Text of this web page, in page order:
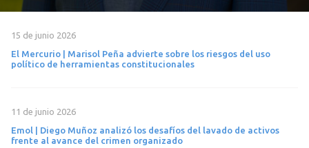
15 de junio 2026
El Mercurio | Marisol Peña advierte sobre los riesgos del uso
político de herramientas constitucionales
11 de junio 2026
Emol | Diego Muñoz analizó los desafíos del lavado de activos
frente al avance del crimen organizado